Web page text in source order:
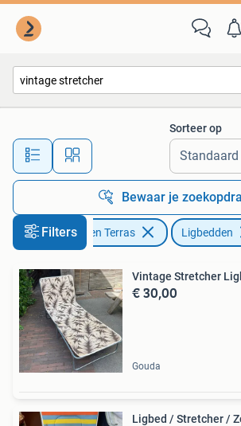
Alle afstanden…
Sorteer op
Bewaar je
FiltersTuin en Terras Ligbedden
€ 30,00
Gouda
Ligbed / Stretcher /